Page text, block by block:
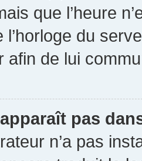
que l’heure
l’horloge du
afin de lui
pas
n’a pas